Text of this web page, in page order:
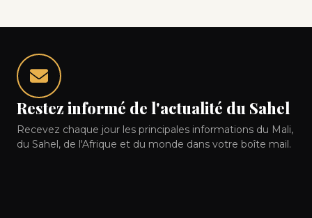
Restez informé de l'actualité du Sahel
Recevez chaque jour les principales informations du Mali,
du Sahel, de l'Afrique et du monde dans votre boîte mail.